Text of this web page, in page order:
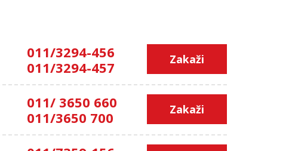
011/3294-456
011/3294-457
Zakaži
011/ 3650 660
011/3650 700
Zakaži